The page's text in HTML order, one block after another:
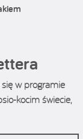
w programie
kocim świecie,